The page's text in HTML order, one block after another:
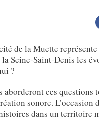
de la Muette
Seine‑Saint‑Denis les
?
aborderont ces questions
sonore. L’occasion
dans un territoire